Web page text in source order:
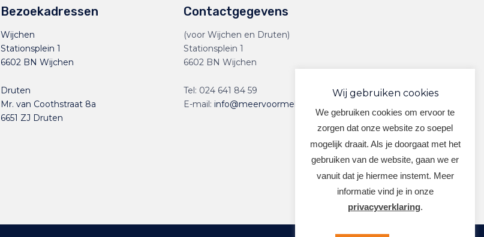
Bezoekadressen
Wijchen
Stationsplein 1
6602 BN Wijchen
Druten
Mr. van Coothstraat 8a
6651 ZJ Druten
Contactgegevens
(voor Wijchen en Druten)
Stationsplein 1
6602 BN Wijchen
Tel: 024 641 84 59
E-mail: info@meervoormekaar.nl
Wij gebruiken cookies
We gebruiken cookies om ervoor te
zorgen dat onze website zo soepel
mogelijk draait. Als je doorgaat met het
gebruiken van de website, gaan we er
vanuit dat je hiermee instemt. Meer
informatie vind je in onze
privacyverklaring.